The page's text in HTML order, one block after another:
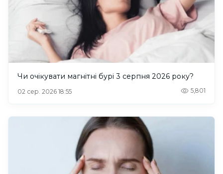
Чи очікувати магнітні бурі 3 серпня 2026 року?
02 сер. 2026 18:55 5,801